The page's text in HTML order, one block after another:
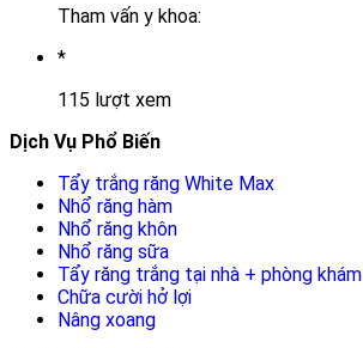
Tham vấn y khoa:
*
115 lượt xem
Dịch Vụ Phổ Biến
Tẩy trắng răng White Max
Nhổ răng hàm
Nhổ răng khôn
Nhổ răng sữa
Tẩy răng trắng tại nhà + phòng khám
Chữa cười hở lợi
Nâng xoang